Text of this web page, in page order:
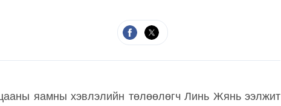
яамны хэвлэлийн төлөөлөгч Линь Жянь ээлжит